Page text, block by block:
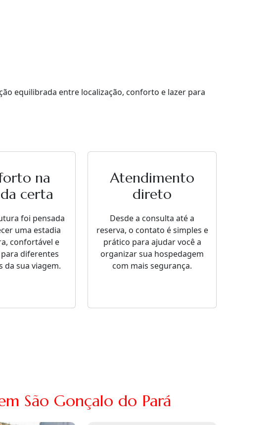
equilibrada entre localização, conforto e lazer para
na
certa
foi pensada
uma estadia
confortável e
diferentes
da sua viagem.
Atendimento
direto
Desde a consulta até a
reserva, o contato é simples e
prático para ajudar você a
organizar sua hospedagem
com mais segurança.
São Gonçalo do Pará